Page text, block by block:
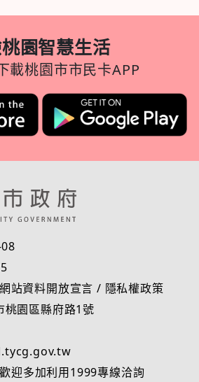
園智慧生活
載桃園市市民卡APP
站資料開放宣言 / 隱私權政策
園區縣府路1號
迎多加利用1999專線洽詢